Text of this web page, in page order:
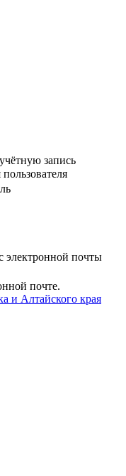
запись
электронной почты
почте.
и Алтайского края